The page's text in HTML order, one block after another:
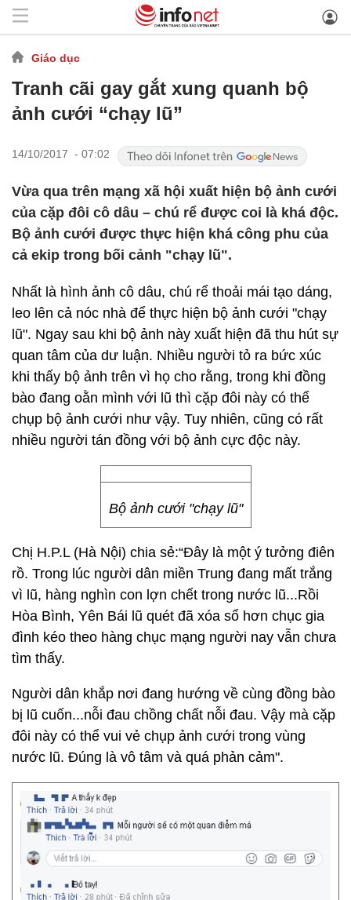
Giáo dục
Tranh cãi gay gắt xung quanh bộ
ảnh cưới “chạy lũ”
14/10/2017 - 07:02
Vừa qua trên mạng xã hội xuất hiện bộ ảnh cưới
của cặp đôi cô dâu – chú rể được coi là khá độc.
Bộ ảnh cưới được thực hiện khá công phu của
cả ekip trong bối cảnh "chạy lũ".
Nhất là hình ảnh cô dâu, chú rể thoải mái tạo dáng,
leo lên cả nóc nhà để thực hiện bộ ảnh cưới "chạy
lũ". Ngay sau khi bộ ảnh này xuất hiện đã thu hút sự
quan tâm của dư luận. Nhiều người tỏ ra bức xúc
khi thấy bộ ảnh trên vì họ cho rằng, trong khi đồng
bào đang oằn mình với lũ thì cặp đôi này có thể
chụp bộ ảnh cưới như vậy. Tuy nhiên, cũng có rất
nhiều người tán đồng với bộ ảnh cực độc này.
Bộ ảnh cưới "chạy lũ"
Chị H.P.L (Hà Nội) chia sẻ:“Đây là một ý tưởng điên
rồ. Trong lúc người dân miền Trung đang mất trắng
vì lũ, hàng nghìn con lợn chết trong nước lũ...Rồi
Hòa Bình, Yên Bái lũ quét đã xóa sổ hơn chục gia
đình kéo theo hàng chục mạng người nay vẫn chưa
tìm thấy.
Người dân khắp nơi đang hướng về cùng đồng bào
bị lũ cuốn...nỗi đau chồng chất nỗi đau. Vậy mà cặp
đôi này có thể vui vẻ chụp ảnh cưới trong vùng
nước lũ. Đúng là vô tâm và quá phản cảm".